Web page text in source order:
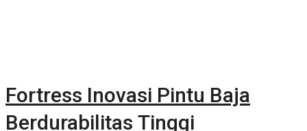
Fortress Inovasi Pintu Baja
Berdurabilitas Tinggi